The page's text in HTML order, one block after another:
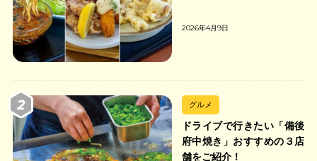
2026年4月9日
グルメ
ドライブで行きたい「備後
府中焼き」おすすめの３店
舗をご紹介！